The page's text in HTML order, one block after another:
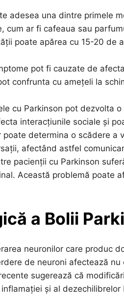
adesea una dintre primele
cum ar fi cafeaua sau
poate apărea cu 15-20 de
pot fi cauzate de
confrunta cu amețeli la
cu Parkinson pot dezvolta
interacțiunile sociale și
poate determina o scădere a
afectând astfel
pacienții cu Parkinson
Această problemă poate
a Bolii
neuronilor care produc
de neuroni afectează
sugerează că
și al dezechilibrelor